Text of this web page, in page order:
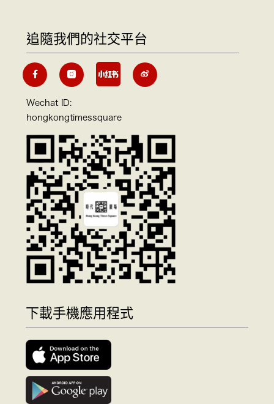
追隨我們的社交平台
Wechat ID:
hongkongtimessquare
下載手機應用程式